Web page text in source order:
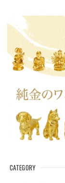
CATEGORY